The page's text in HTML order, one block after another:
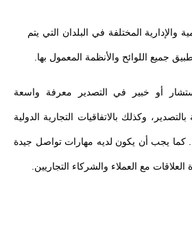
والإدارية المختلفة في البلدان التي يتم
جميع اللوائح والأنظمة المعمول بها.
أو خبير في التصدير معرفة واسعة
بالتصدير، وكذلك بالاتفاقيات التجارية الدولية
كما يجب أن يكون لديه مهارات تواصل جيدة
مع العملاء والشركاء التجاريين.